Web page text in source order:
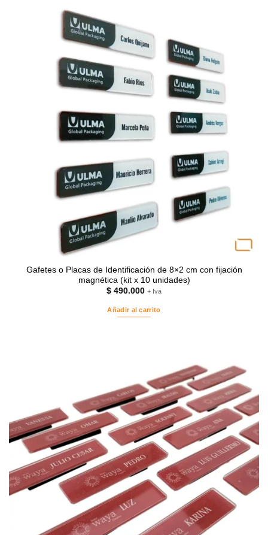
Gafetes o Placas de Identificación de 8×2 cm con fijación
magnética (kit x 10 unidades)
$ 490.000 + Iva
Añadir al carrito